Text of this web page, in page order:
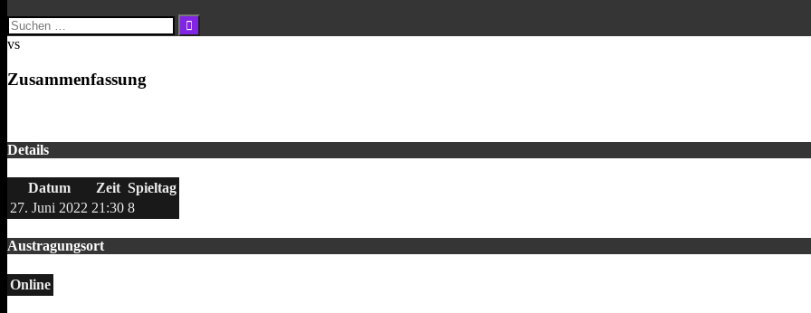
Suchen
nach:
vs
Zusammenfassung
Details
Datum Zeit Spieltag
27. Juni 2022 21:30 8
Austragungsort
Online